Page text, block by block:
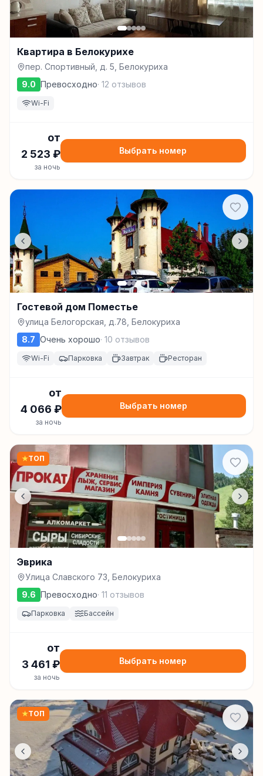
Квартира в Белокурихе
пер. Спортивный, д. 5, Белокуриха
9.0 Превосходно· 12 отзывов
Wi-Fi
от
2 523 ₽
за ночь
Выбрать номер
Гостевой дом Поместье
улица Белогорская, д.78, Белокуриха
8.7 Очень хорошо· 10 отзывов
Wi-Fi Парковка Завтрак Ресторан
от
4 066 ₽
за ночь
Выбрать номер
★ТОП
Эврика
Улица Славского 73, Белокуриха
9.6 Превосходно· 11 отзывов
Парковка Бассейн
от
3 461 ₽
за ночь
Выбрать номер
★ТОП